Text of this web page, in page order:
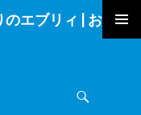
エブリィ | お電話